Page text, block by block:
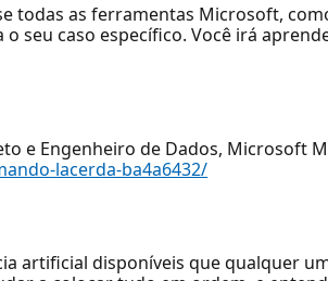
todas as ferramentas Microsoft,
seu caso específico. Você irá
e Engenheiro de Dados, Microsoft
lacerda-ba4a6432/
artificial disponíveis que qualquer